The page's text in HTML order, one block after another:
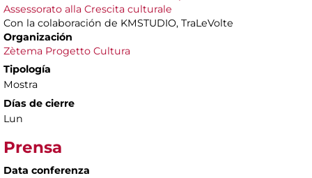
Assessorato alla Crescita culturale
Con la colaboración de KMSTUDIO, TraLeVolte
Organización
Zètema Progetto Cultura
Tipología
Mostra
Días de cierre
Lun
Prensa
Data conferenza